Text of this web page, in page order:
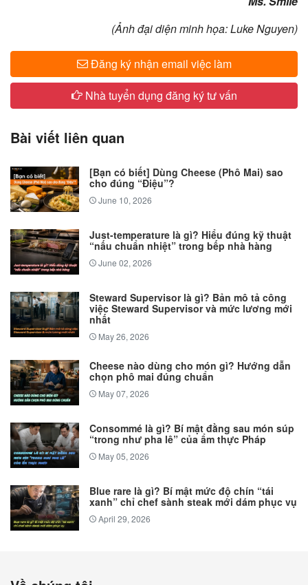
(Ảnh đại diện minh họa: Luke Nguyen)
Đăng ký nhận email việc làm
Nhà tuyển dụng đăng ký tư vấn
Bài viết liên quan
[Bạn có biết] Dùng Cheese (Phô Mai) sao
cho đúng “Điệu”?
June 10, 2026
Just-temperature là gì? Hiểu đúng kỹ thuật
“nấu chuẩn nhiệt” trong bếp nhà hàng
June 02, 2026
Steward Supervisor là gì? Bản mô tả công
việc Steward Supervisor và mức lương mới
nhất
May 26, 2026
Cheese nào dùng cho món gì? Hướng dẫn
chọn phô mai đúng chuẩn
May 07, 2026
Consommé là gì? Bí mật đằng sau món súp
“trong như pha lê” của ẩm thực Pháp
May 05, 2026
Blue rare là gì? Bí mật mức độ chín “tái
xanh” chỉ chef sành steak mới dám phục vụ
April 29, 2026